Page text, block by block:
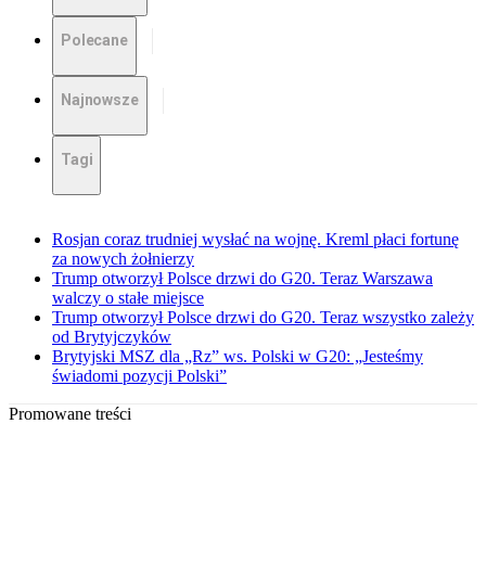
Polecane
Najnowsze
Tagi
Rosjan coraz trudniej wysłać na wojnę. Kreml płaci fortunę
za nowych żołnierzy
Trump otworzył Polsce drzwi do G20. Teraz Warszawa
walczy o stałe miejsce
Trump otworzył Polsce drzwi do G20. Teraz wszystko zależy
od Brytyjczyków
Brytyjski MSZ dla „Rz” ws. Polski w G20: „Jesteśmy
świadomi pozycji Polski”
Promowane treści